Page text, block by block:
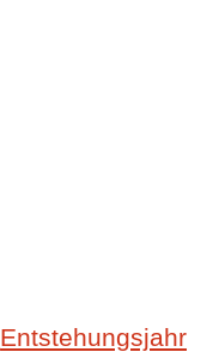
Entstehungsjahr